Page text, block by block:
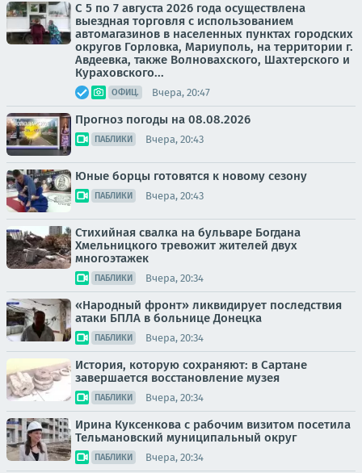
С 5 по 7 августа 2026 года осуществлена
выездная торговля с использованием
автомагазинов в населенных пунктах городских
округов Горловка, Мариуполь, на территории г.
Авдеевка, также Волновахского, Шахтерского и
Кураховского...
ОФИЦ. Вчера, 20:47
Прогноз погоды на 08.08.2026
ПАБЛИКИ Вчера, 20:43
Юные борцы готовятся к новому сезону
ПАБЛИКИ Вчера, 20:43
Стихийная свалка на бульваре Богдана
Хмельницкого тревожит жителей двух
многоэтажек
ПАБЛИКИ Вчера, 20:34
«Народный фронт» ликвидирует последствия
атаки БПЛА в больнице Донецка
ПАБЛИКИ Вчера, 20:34
История, которую сохраняют: в Сартане
завершается восстановление музея
ПАБЛИКИ Вчера, 20:34
Ирина Куксенкова с рабочим визитом посетила
Тельмановский муниципальный округ
ПАБЛИКИ Вчера, 20:34